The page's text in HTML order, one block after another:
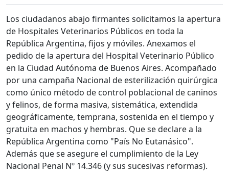
Los ciudadanos abajo firmantes solicitamos la apertura
de Hospitales Veterinarios Públicos en toda la
República Argentina, fijos y móviles. Anexamos el
pedido de la apertura del Hospital Veterinario Público
en la Ciudad Autónoma de Buenos Aires. Acompañado
por una campaña Nacional de esterilización quirúrgica
como único método de control poblacional de caninos
y felinos, de forma masiva, sistemática, extendida
geográficamente, temprana, sostenida en el tiempo y
gratuita en machos y hembras. Que se declare a la
República Argentina como "País No Eutanásico".
Además que se asegure el cumplimiento de la Ley
Nacional Penal Nº 14.346 (y sus sucesivas reformas).